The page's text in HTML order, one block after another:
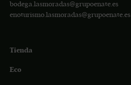
bodega.lasmoradas@grupoenate.es
enoturismo.lasmoradas@grupoenate.es
Tienda
Eco